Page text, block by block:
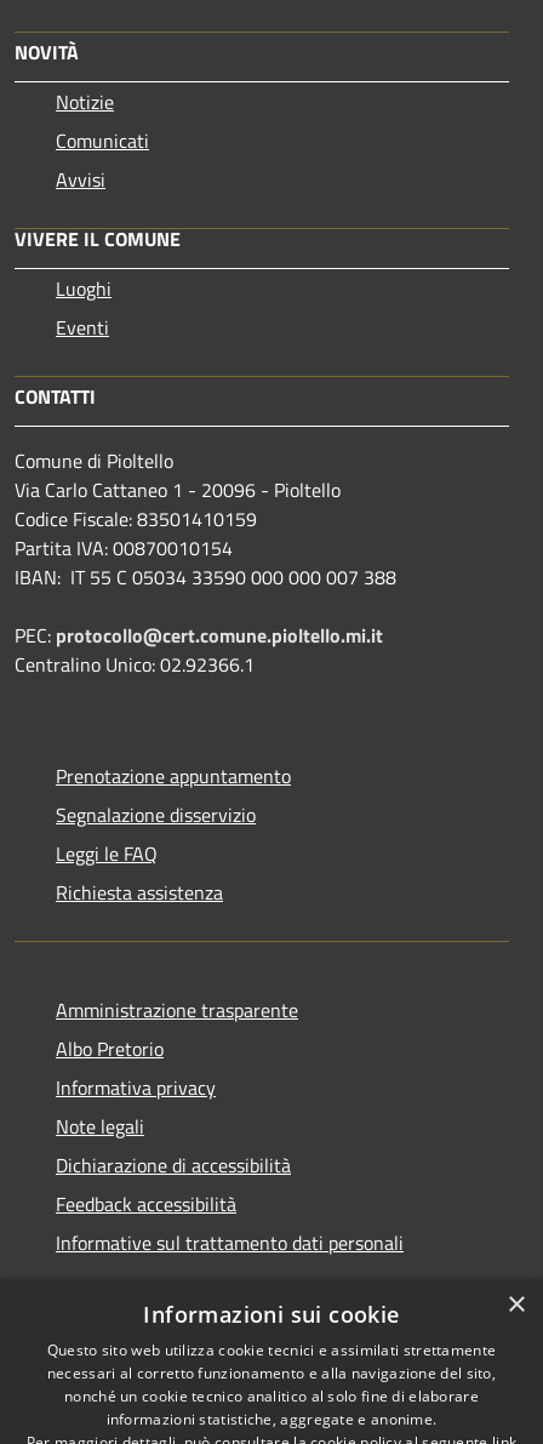
NOVITÀ
Notizie
Comunicati
Avvisi
VIVERE IL COMUNE
Luoghi
Eventi
CONTATTI
Comune di Pioltello
Via Carlo Cattaneo 1 - 20096 - Pioltello
Codice Fiscale: 83501410159
Partita IVA: 00870010154
IBAN: IT 55 C 05034 33590 000 000 007 388
PEC: protocollo@cert.comune.pioltello.mi.it
Centralino Unico: 02.92366.1
Prenotazione appuntamento
Segnalazione disservizio
Leggi le FAQ
Richiesta assistenza
Amministrazione trasparente
Albo Pretorio
Informativa privacy
Note legali
Dichiarazione di accessibilità
Feedback accessibilità
Informative sul trattamento dati personali
RSS
Accessibilità
Copyright © 2026 • Comune di
Pioltello • Powered by
Municipium•Accesso
×
Informazioni sui cookie
Questo sito web utilizza cookie tecnici e assimilati strettamente
necessari al corretto funzionamento e alla navigazione del sito,
nonché un cookie tecnico analitico al solo fine di elaborare
informazioni statistiche, aggregate e anonime.